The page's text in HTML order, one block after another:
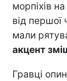
морпіхів
від першої
мали
акцент
Гравці